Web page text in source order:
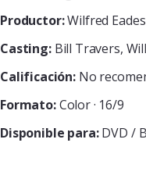
Productor:Wilfred Eades
Casting:Bill Travers,
Calificación: No
Formato:Color · 16/9
Disponible para:DVD /